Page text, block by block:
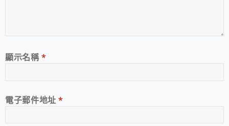
顯示名稱*
電子郵件地址*